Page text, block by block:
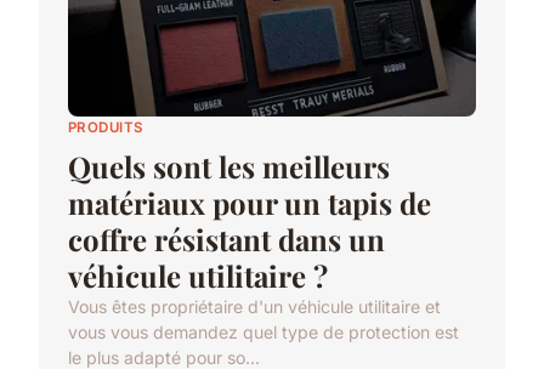
PRODUITS
Quels sont les meilleurs
matériaux pour un tapis de
coffre résistant dans un
véhicule utilitaire ?
Vous êtes propriétaire d'un véhicule utilitaire et
vous vous demandez quel type de protection est
le plus adapté pour so...